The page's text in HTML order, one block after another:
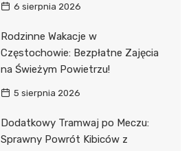
6 sierpnia 2026
Rodzinne Wakacje w
Częstochowie: Bezpłatne Zajęcia
na Świeżym Powietrzu!
5 sierpnia 2026
Dodatkowy Tramwaj po Meczu:
Sprawny Powrót Kibiców z